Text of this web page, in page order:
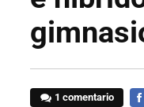
1 comentario